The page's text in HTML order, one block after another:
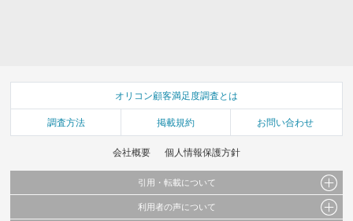
オリコン顧客満足度調査とは
調査方法 掲載規約 お問い合わせ
会社概要 個人情報保護方針
引用・転載について
当サイトで公開されている情報（文字、写真、イラスト、画像データ等）及びこれらの配
利用者の声について